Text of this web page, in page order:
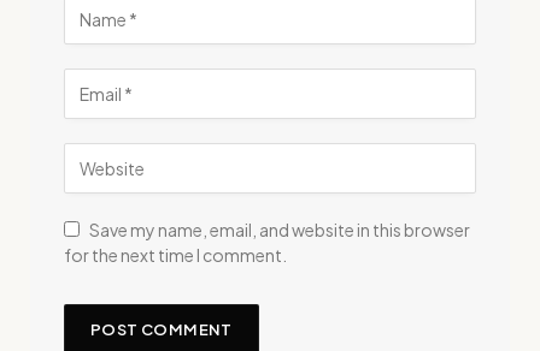
Save my name, email, and website in this browser
for the next time I comment.